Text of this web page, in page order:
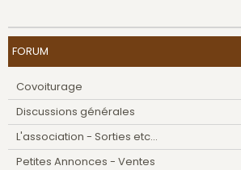
FORUM
Covoiturage
Discussions générales
L'association - Sorties etc...
Petites Annonces - Ventes